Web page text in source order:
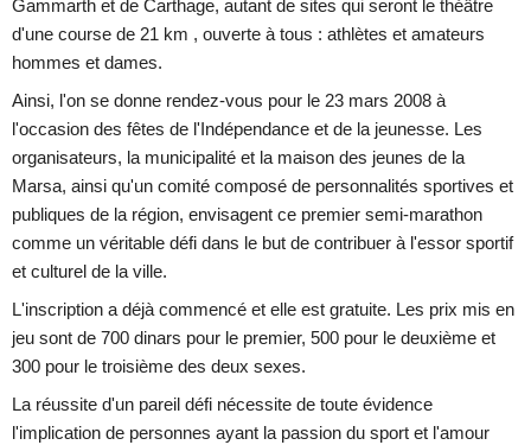
Gammarth et de Carthage, autant de sites qui seront le théâtre
d'une course de 21 km , ouverte à tous : athlètes et amateurs
hommes et dames.
Ainsi, l'on se donne rendez-vous pour le 23 mars 2008 à
l'occasion des fêtes de l'Indépendance et de la jeunesse. Les
organisateurs, la municipalité et la maison des jeunes de la
Marsa, ainsi qu'un comité composé de personnalités sportives et
publiques de la région, envisagent ce premier semi-marathon
comme un véritable défi dans le but de contribuer à l'essor sportif
et culturel de la ville.
L'inscription a déjà commencé et elle est gratuite. Les prix mis en
jeu sont de 700 dinars pour le premier, 500 pour le deuxième et
300 pour le troisième des deux sexes.
La réussite d'un pareil défi nécessite de toute évidence
l'implication de personnes ayant la passion du sport et l'amour